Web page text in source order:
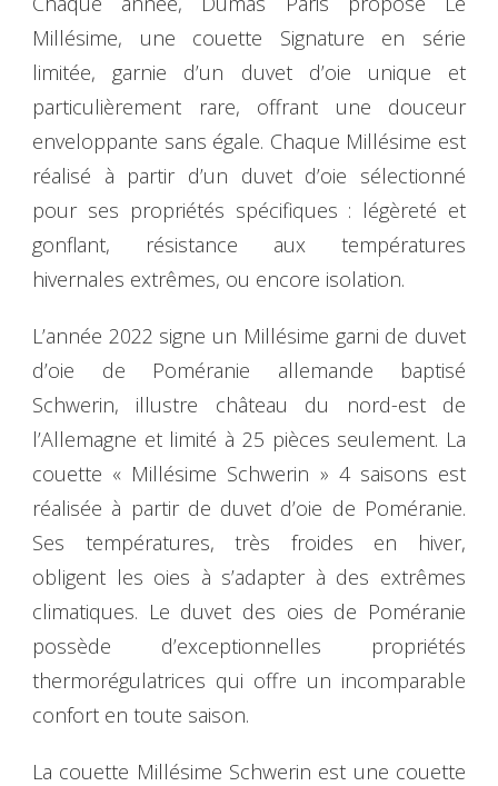
Millésime, une couette Signature en série
limitée, garnie d’un duvet d’oie unique et
particulièrement rare, offrant une douceur
enveloppante sans égale. Chaque Millésime est
réalisé à partir d’un duvet d’oie sélectionné
pour ses propriétés spécifiques : légèreté et
gonflant, résistance aux températures
hivernales extrêmes, ou encore isolation.
L’année 2022 signe un Millésime garni de duvet
d’oie de Poméranie allemande baptisé
Schwerin, illustre château du nord-est de
l’Allemagne et limité à 25 pièces seulement. La
couette « Millésime Schwerin » 4 saisons est
réalisée à partir de duvet d’oie de Poméranie.
Ses températures, très froides en hiver,
obligent les oies à s’adapter à des extrêmes
climatiques. Le duvet des oies de Poméranie
possède d’exceptionnelles propriétés
thermorégulatrices qui offre un incomparable
confort en toute saison.
La couette Millésime Schwerin est une couette